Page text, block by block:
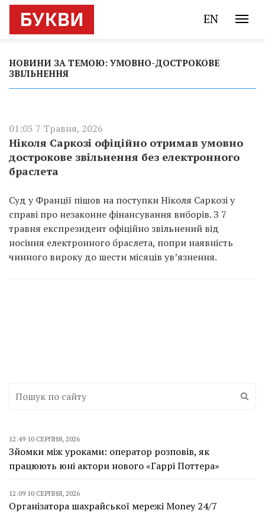
EN
НОВИНИ ЗА ТЕМОЮ: УМОВНО-ДОСТРОКОВЕ
ЗВІЛЬНЕННЯ
01:03 7 Травня, 2026
Ніколя Саркозі офіційно отримав умовно
дострокове звільнення без електронного
браслета
Суд у Франції пішов на поступки Ніколя Саркозі у
справі про незаконне фінансування виборів. З 7
травня експрезидент офіційно звільнений від
носіння електронного браслета, попри наявність
чинного вироку до шести місяців ув’язнення.
12:49 10 СЕРПНЯ, 2026
Зйомки між уроками: оператор розповів, як
працюють юні актори нового «Гаррі Поттера»
12:09 10 СЕРПНЯ, 2026
Організатора шахрайської мережі Money 24/7